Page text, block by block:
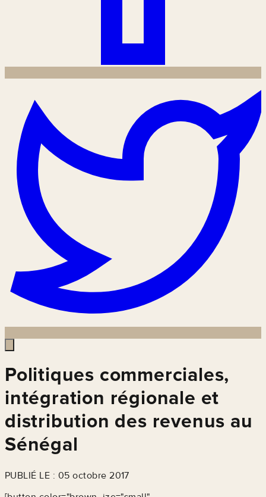
Politiques commerciales,
intégration régionale et
distribution des revenus au
Sénégal
PUBLIÉ LE : 05 octobre 2017